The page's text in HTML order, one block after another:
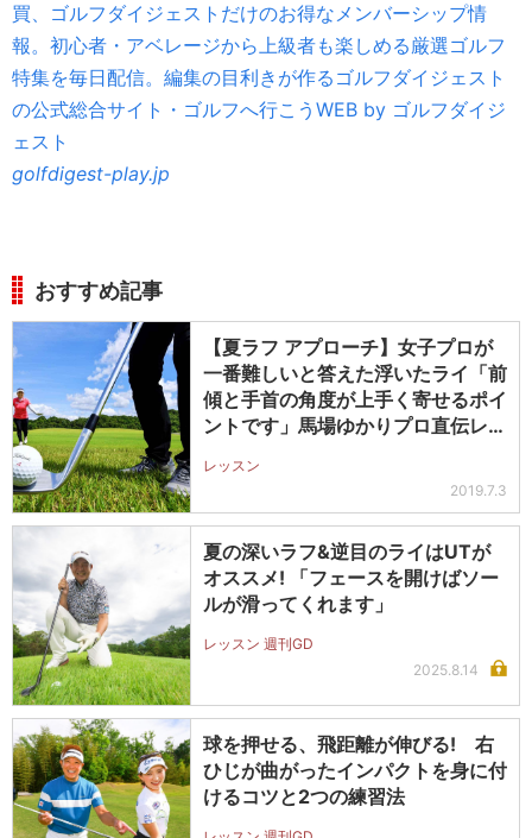
買、ゴルフダイジェストだけのお得なメンバーシップ情
報。初心者・アベレージから上級者も楽しめる厳選ゴルフ
特集を毎日配信。編集の目利きが作るゴルフダイジェスト
の公式総合サイト・ゴルフへ行こうWEB by ゴルフダイジ
ェスト
golfdigest-play.jp
おすすめ記事
【夏ラフ アプローチ】女子プロが
一番難しいと答えた浮いたライ「前
傾と手首の角度が上手く寄せるポイ
ントです」馬場ゆかりプロ直伝レッ
レッスン
2019.7.3
夏の深いラフ&逆目のライはUTが
オススメ! 「フェースを開けばソー
ルが滑ってくれます」
レッスン 週刊GD
2025.8.14
球を押せる、飛距離が伸びる! 右
ひじが曲がったインパクトを身に付
けるコツと2つの練習法